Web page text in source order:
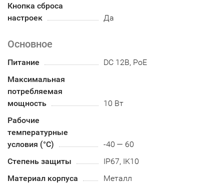
Кнопка сброса
настроек
Да
Основное
Питание
DC 12В, PoE
Максимальная
потребляемая
мощность
10 Вт
Рабочие
температурные
условия (°С)
-40 — 60
Степень защиты
IP67, IK10
Материал корпуса
Металл